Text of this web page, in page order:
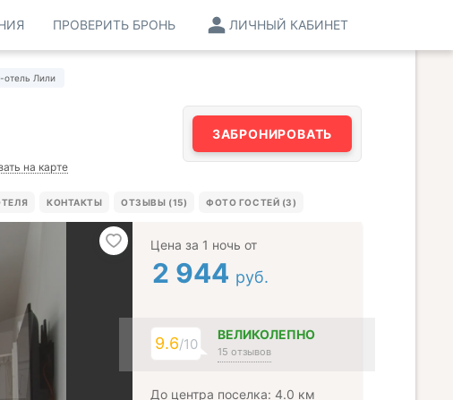
ЛИЧНЫЙ КАБИНЕТ
ПРОВЕРИТЬ БРОНЬ
отель Лили
на карте
ЗАБРОНИРОВАТЬ
КОНТАКТЫ ОТЗЫВЫ (15) ФОТО ГОСТЕЙ (3)
Цена за 1 ночь от
2 944 руб.
9.6/10
ВЕЛИКОЛЕПНО
15 отзывов
До центра поселка: 4.0 км